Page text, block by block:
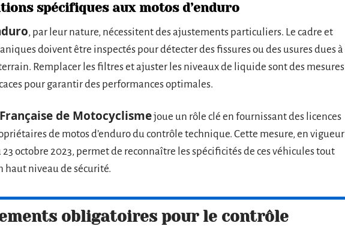
spécifiques aux motos d’enduro
, par leur nature, nécessitent des ajustements particuliers. Le cadre et
doivent être inspectés pour détecter des fissures ou des usures dues à
Remplacer les filtres et ajuster les niveaux de liquide sont des mesures
pour garantir des performances optimales.
de Motocyclismejoue un rôle clé en fournissant des licences
de motos d’enduro du contrôle technique. Cette mesure, en vigueur
23 octobre 2023, permet de reconnaître les spécificités de ces véhicules tout
niveau de sécurité.
obligatoires pour le contrôle